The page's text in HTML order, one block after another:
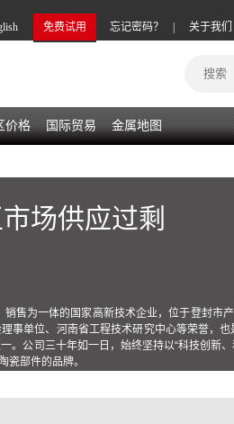
关于我们
忘记密码？
免费试用
价格 国际贸易 金属地图
场供应过剩
售为一体的国家高新技术企业，位于登封市
单位、河南省工程技术研究中心等荣誉，也
。公司三十年如一日，始终坚持以“科技创新
瓷部件的品牌。